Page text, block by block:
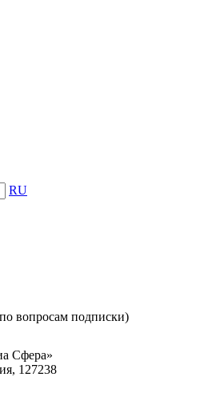
RU
вопросам подписки)
Сфера»
127238